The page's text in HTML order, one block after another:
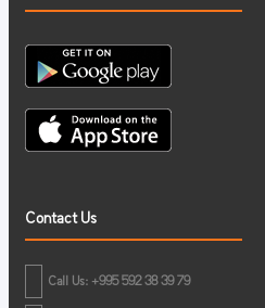
Contact Us
Call Us: +995 592 38 39 79